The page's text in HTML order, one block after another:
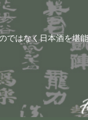
ではなく日本酒を堪